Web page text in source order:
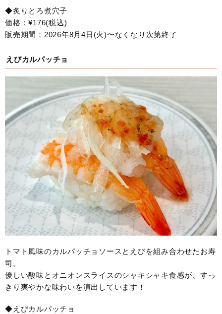
◆炙りとろ煮穴子
価格：¥176(税込)
販売期間：2026年8月4日(火)〜なくなり次第終了
えびカルパッチョ
トマト風味のカルパッチョソースとえびを組み合わせたお寿
司。
優しい酸味とオニオンスライスのシャキシャキ食感が、すっ
きり爽やかな味わいを演出しています！
◆えびカルパッチョ